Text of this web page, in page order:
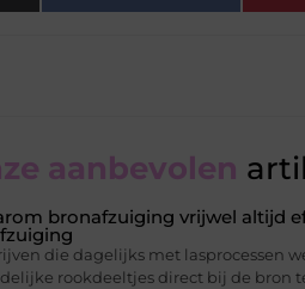
aanbevolen
bronafzuiging vrijwel altijd
die dagelijks met lasprocessen
rookdeeltjes direct bij de bron